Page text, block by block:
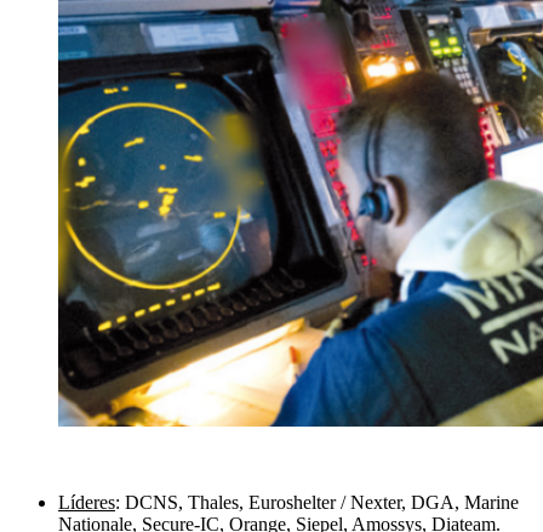
Líderes: DCNS, Thales, Euroshelter / Nexter, DGA, Marine
Nationale, Secure-IC, Orange, Siepel, Amossys, Diateam.